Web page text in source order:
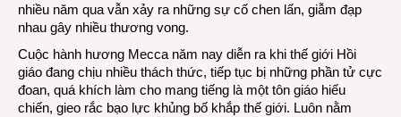
nhiều năm qua vẫn xảy ra những sự cố chen lấn, giẫm đạp
nhau gây nhiều thương vong.
Cuộc hành hương Mecca năm nay diễn ra khi thế giới Hồi
giáo đang chịu nhiều thách thức, tiếp tục bị những phần tử cực
đoan, quá khích làm cho mang tiếng là một tôn giáo hiếu
chiến, gieo rắc bạo lực khủng bố khắp thế giới. Luôn nằm